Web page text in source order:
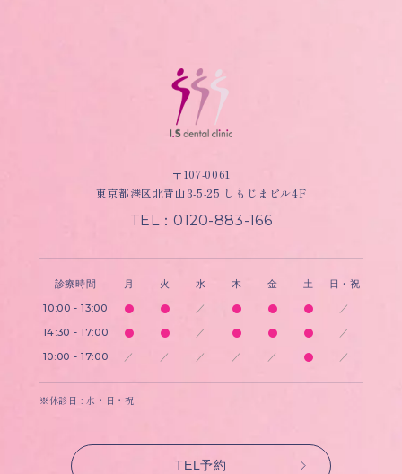
〒107-0061
東京都港区北青山3-5-25 しもじまビル4F
TEL：0120-883-166
診療時間 月 火 水 木 金 土 日・祝
10:00 - 13:00 ／ ／
14:30 - 17:00 ／ ／
10:00 - 17:00 ／ ／ ／ ／ ／ ／
※休診日 : 水・日・祝
TEL予約